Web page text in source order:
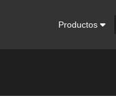
Productos